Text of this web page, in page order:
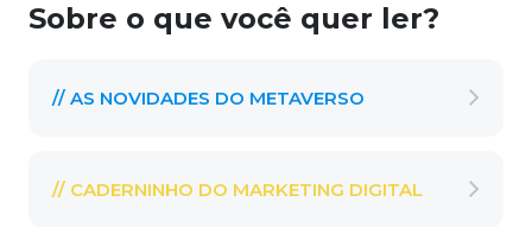
Sobre o que você quer ler?
// AS NOVIDADES DO METAVERSO
// CADERNINHO DO MARKETING DIGITAL